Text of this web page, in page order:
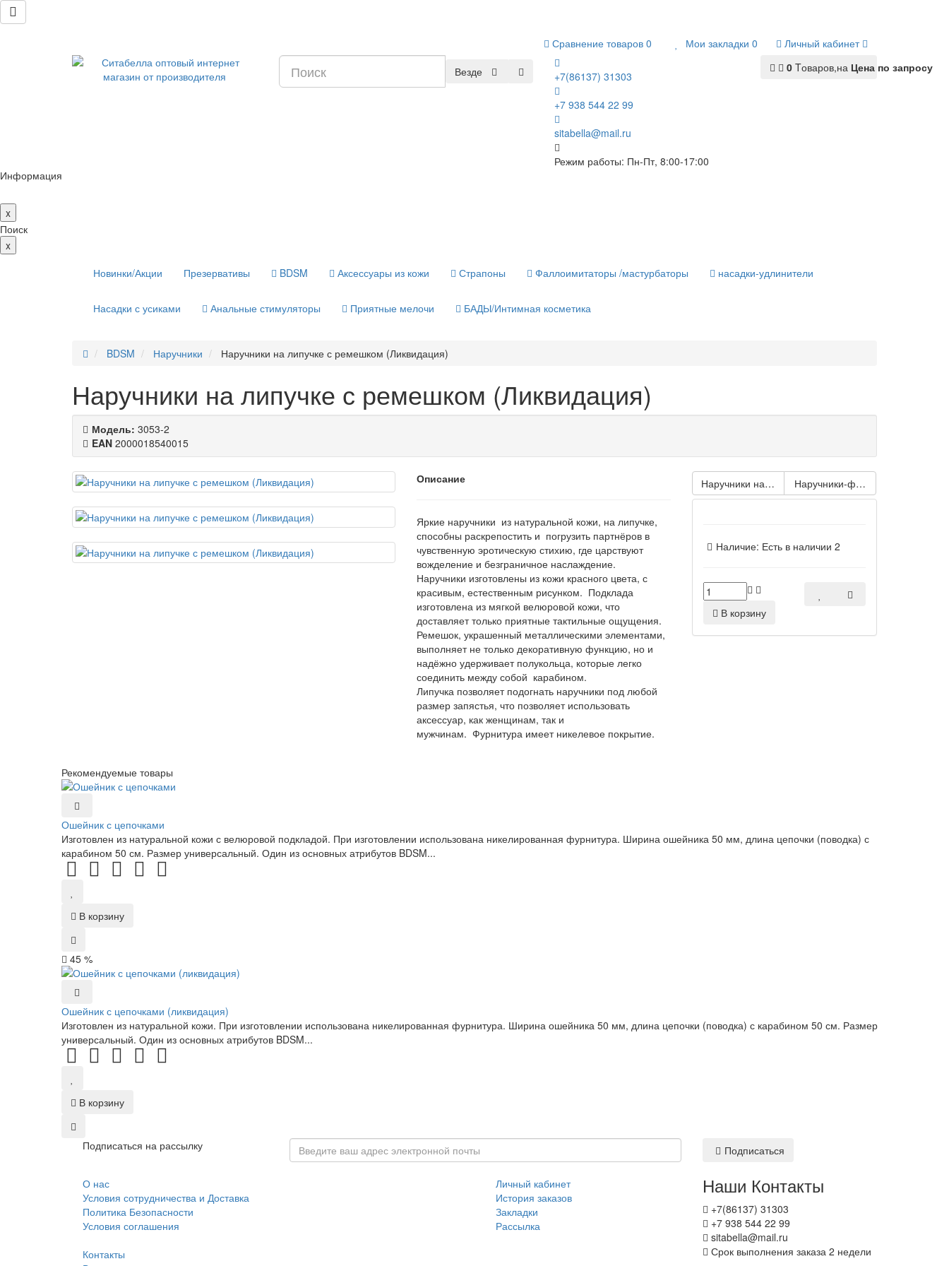
Личный кабинет
Мои закладки 0
Сравнение товаров 0
+7(86137) 31303
+7 938 544 22 99
sitabella@mail.ru
Режим работы: Пн-Пт, 8:00-17:00
0 Tоваров,на Цена по запросу
Везде
Информация
x
Поиск
x
Новинки/Акции
Презервативы BDSM Аксессуары из кожи Страпоны Фаллоимитаторы /мастурбаторы насадки-удлинители
Насадки с усиками Анальные стимуляторы Приятные мелочи БАДЫ/Интимная косметика
BDSM Наручники Наручники на липучке с ремешком (Ликвидация)
Наручники на липучке с ремешком (Ликвидация)
Модель: 3053-2
EAN 2000018540015
Описание
Яркие наручники из натуральной кожи, на липучке,
способны раскрепостить и погрузить партнёров в
чувственную эротическую стихию, где царствуют
вожделение и безграничное наслаждение.
Наручники изготовлены из кожи красного цвета, с
красивым, естественным рисунком. Подклада
изготовлена из мягкой велюровой кожи, что
доставляет только приятные тактильные ощущения.
Ремешок, украшенный металлическими элементами,
выполняет не только декоративную функцию, но и
надёжно удерживает полукольца, которые легко
соединить между собой карабином.
Липучка позволяет подогнать наручники под любой
размер запястья, что позволяет использовать
аксессуар, как женщинам, так и
мужчинам. Фурнитура имеет никелевое покрытие.
Наручники на липучке с одним ремешком
Наручники-фиксатор с двумя
Наличие: Есть в наличии 2
В корзину
Рекомендуемые товары
Ошейник с цепочками
Изготовлен из натуральной кожи с велюровой подкладой. При изготовлении использована никелированная фурнитура. Ширина ошейника 50 мм, длина цепочки (поводка) с
карабином 50 см. Размер универсальный. Один из основных атрибутов BDSM...
В корзину
45 %
Ошейник с цепочками (ликвидация)
Изготовлен из натуральной кожи. При изготовлении использована никелированная фурнитура. Ширина ошейника 50 мм, длина цепочки (поводка) с карабином 50 см. Размер
универсальный. Один из основных атрибутов BDSM...
В корзину
Подписаться на рассылку Подписаться
О нас
Условия сотрудничества и Доставка
Политика Безопасности
Условия соглашения
Контакты
Личный кабинет
История заказов
Закладки
Рассылка
Наши Контакты
+7(86137) 31303
+7 938 544 22 99
sitabella@mail.ru
Срок выполнения заказа 2 недели